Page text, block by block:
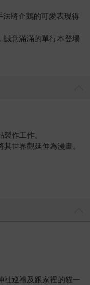
將企鵝的可愛表現得
意滿滿的單行本登場
作工作。
世界觀延伸為漫畫。
社巡禮及跟家裡的貓一